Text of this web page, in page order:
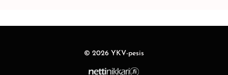
© 2026 YKV-pesis